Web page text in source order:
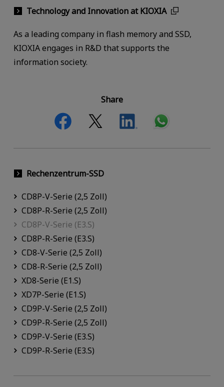
Technology and Innovation at KIOXIA
As a leading company in flash memory and SSD,
KIOXIA engages in R&D that supports the
information society.
Share
Rechenzentrum-SSD
CD8P-V-Serie (2,5 Zoll)
CD8P-R-Serie (2,5 Zoll)
CD8P-V-Serie (E3.S)
CD8P-R-Serie (E3.S)
CD8-V-Serie (2,5 Zoll)
CD8-R-Serie (2,5 Zoll)
XD8-Serie (E1.S)
XD7P-Serie (E1.S)
CD9P-V-Serie (2,5 Zoll)
CD9P-R-Serie (2,5 Zoll)
CD9P-V-Serie (E3.S)
CD9P-R-Serie (E3.S)